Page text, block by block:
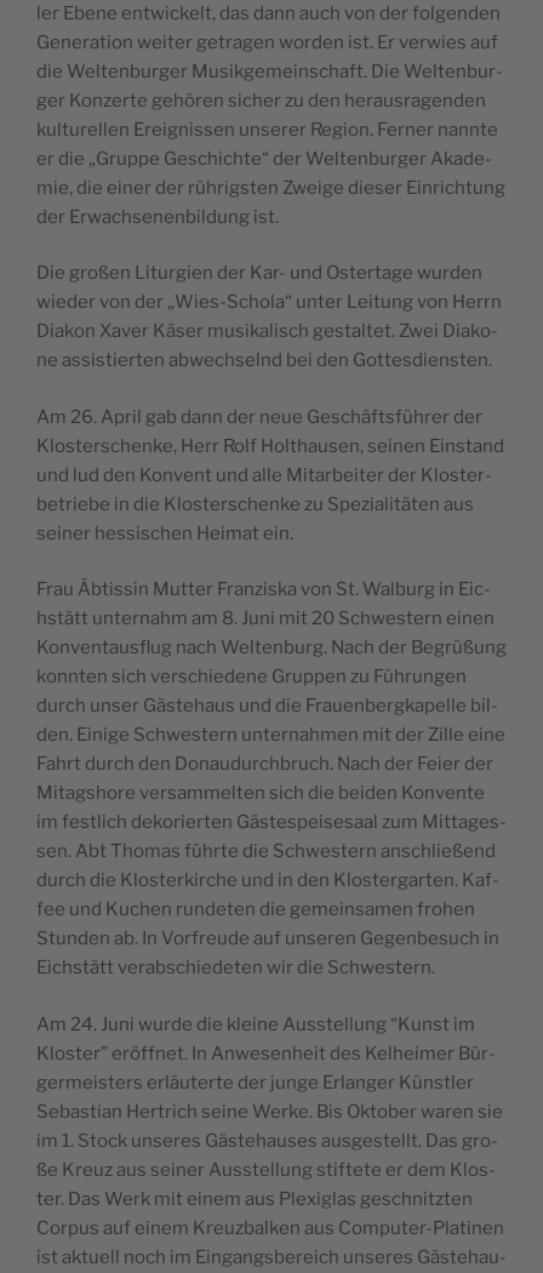
ler Ebe­ne entwic­kelt, das dann auch von der fol­gen­den
Gene­ra­ti­on wei­ter getra­gen wor­den ist. Er verwi­es auf
die Wel­ten­bur­ger Musik­ge­me­in­sc­ha­ft. Die Wel­ten­bur­
ger Kon­zer­te gehören sic­her zu den hera­u­s­ra­gen­den
kul­tu­rel­len Ere­i­g­nis­sen unse­rer Regi­on. Fer­ner nann­te
er die „Gru­ppe Gesc­hic­hte“ der Wel­ten­bur­ger Aka­de­
mie, die einer der rührig­s­ten Zwe­ige die­ser Ein­ric­htung
der Erwac­hse­nen­bil­dung ist.
Die gro­ßen Litur­gi­en der Kar- und Oster­ta­ge wur­den
wie­der von der „Wies-Scho­la“ unter Lei­tung von Herrn
Dia­kon Xaver Käser musi­ka­li­sch ges­tal­tet. Zwei Dia­ko­
ne assi­s­ti­er­ten abwec­hselnd bei den Gottesdiensten.
Am 26. April gab dann der neue Gesc­häft­s­führer der
Klo­s­ter­sc­hen­ke, Herr Rolf Holt­ha­u­sen, sei­nen Ein­stand
und lud den Kon­vent und alle Mitar­be­i­ter der Klo­s­ter­
be­tri­e­be in die Klo­s­ter­sc­hen­ke zu Spe­zi­a­li­täten aus
sei­ner hes­si­sc­hen Hei­mat ein.
Frau Äbtis­sin Mut­ter Fran­zi­s­ka von St. Wal­burg in Eic­
hs­tätt unter­na­hm am 8. Juni mit 20 Schwe­s­tern einen
Kon­ven­ta­u­s­flug nach Wel­ten­burg. Nach der Begrüßung
konn­ten sich ver­sc­hi­e­de­ne Gru­ppen zu Führun­gen
durch unser Gäs­te­ha­us und die Fra­u­en­berg­ka­pel­le bil­
den. Ein­ige Schwe­s­tern unter­na­hmen mit der Zil­le eine
Fahrt durch den Dona­u­durc­hbruch. Nach der Fei­er der
Mitags­ho­re ver­sam­mel­ten sich die bei­den Kon­ven­te
im fes­tlich deko­ri­er­ten Gäs­te­s­pe­i­se­sa­al zum Mit­ta­ges­
sen. Abt Tho­mas führ­te die Schwe­s­tern ansc­hli­e­ßend
durch die Klo­s­ter­kirc­he und in den Klo­s­ter­gar­ten. Kaf­
fee und Kuc­hen run­de­ten die geme­in­sa­men fro­hen
Stun­den ab. In Vor­fre­u­de auf unse­ren Gegen­be­such in
Eic­hs­tätt verab­sc­hi­e­de­ten wir die Schwestern.
Am 24. Juni wur­de die kle­i­ne Aus­s­tel­lung “Kunst im
Klo­s­ter” eröffnet. In Anwe­sen­he­it des Kel­he­i­mer Bür­
ger­me­i­s­ters erläu­ter­te der jun­ge Erlan­ger Kün­stler
Seba­s­ti­an Her­trich sei­ne Wer­ke. Bis Okt­ober waren sie
im 1. Stock unse­res Gäs­te­ha­u­ses aus­ge­s­tellt. Das gro­
ße Kre­uz aus sei­ner Aus­s­tel­lung sti­f­t­ete er dem Klo­s­
ter. Das Werk mit einem aus Ple­xi­glas gesc­hnitz­ten
Cor­pus auf einem Kre­uz­bal­ken aus Com­pu­ter-Pla­ti­nen
ist aktu­ell noch im Ein­gang­s­be­re­ich unse­res Gäs­te­ha­u­